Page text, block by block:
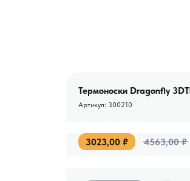
Термоноски Dragonfly
Артикул: 300210
3023,00 ₽ 4563,00 ₽